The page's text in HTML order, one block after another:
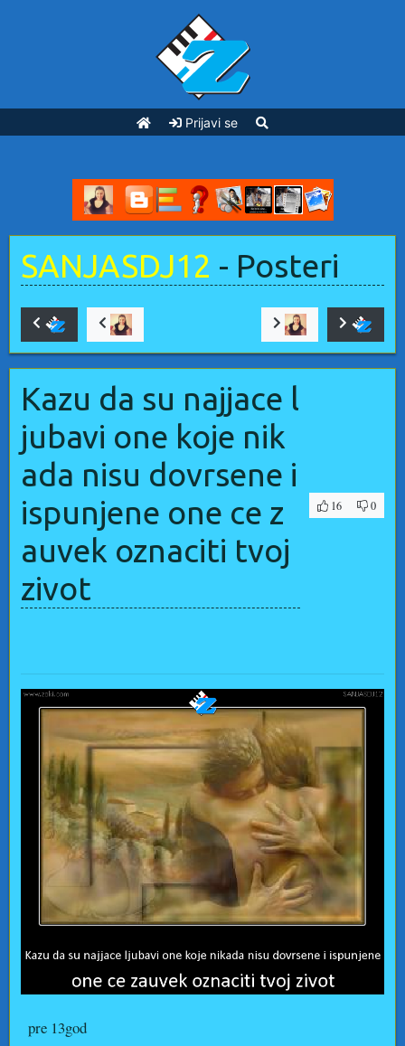
Prijavi se
SANJASDJ12 - Posteri
Kazu da su najjace l
jubavi one koje nik
ada nisu dovrsene i
ispunjene one ce z
auvek oznaciti tvoj
zivot
16 0
pre 13god